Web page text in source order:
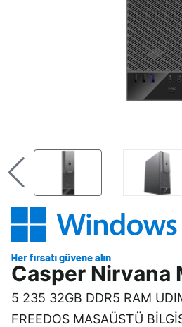
Casper Nirvana
5 235 32GB DDR5 RAM
FREEDOS MASAÜSTÜ